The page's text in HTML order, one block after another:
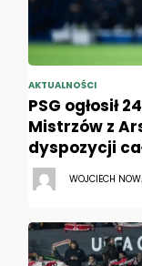
AKTUALNOŚCI
PSG ogłosił
Mistrzów z
dyspozycji
WOJCIECH